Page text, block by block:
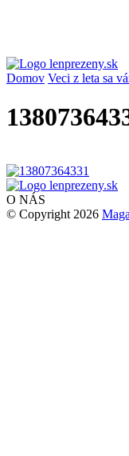
Domov Veci z leta sa
O NÁS
© Copyright 2026